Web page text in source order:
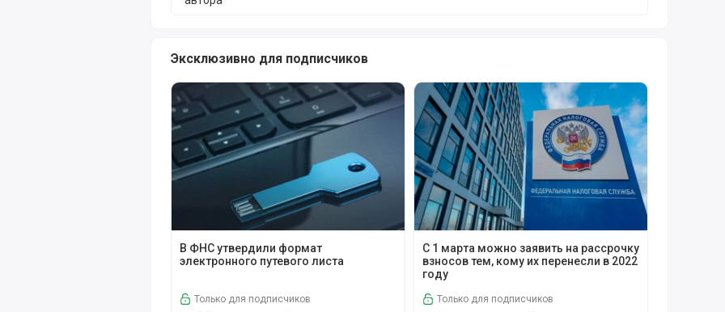
Эксклюзивно для подписчиков
В ФНС утвердили формат
электронного путевого листа
Только для подписчиков
С 1 марта можно заявить на рассрочку
взносов тем, кому их перенесли в 2022
году
Только для подписчиков